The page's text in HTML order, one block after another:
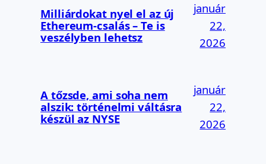
Milliárdokat nyel el az új
Ethereum-csalás – Te is
veszélyben lehetsz
január
22,
2026
A tőzsde, ami soha nem
alszik: történelmi váltásra
készül az NYSE
január
22,
2026